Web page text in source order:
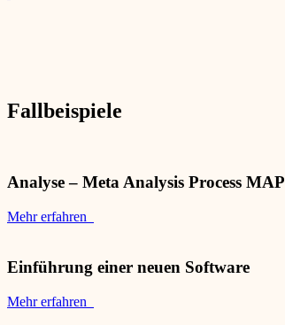
Fallbeispiele
Analyse – Meta Analysis Process MAP
Mehr erfahren
Einführung einer neuen Software
Mehr erfahren